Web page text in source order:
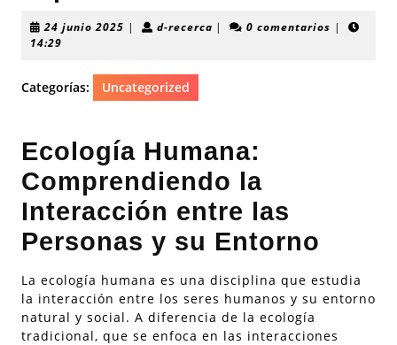
24 junio 2025 24| d-recercad-| 0 comentarios |
14:29
Categorías: Uncategorized
Ecología Humana:
Comprendiendo la
Interacción entre las
Personas y su Entorno
La ecología humana es una disciplina que estudia
la interacción entre los seres humanos y su entorno
natural y social. A diferencia de la ecología
tradicional, que se enfoca en las interacciones